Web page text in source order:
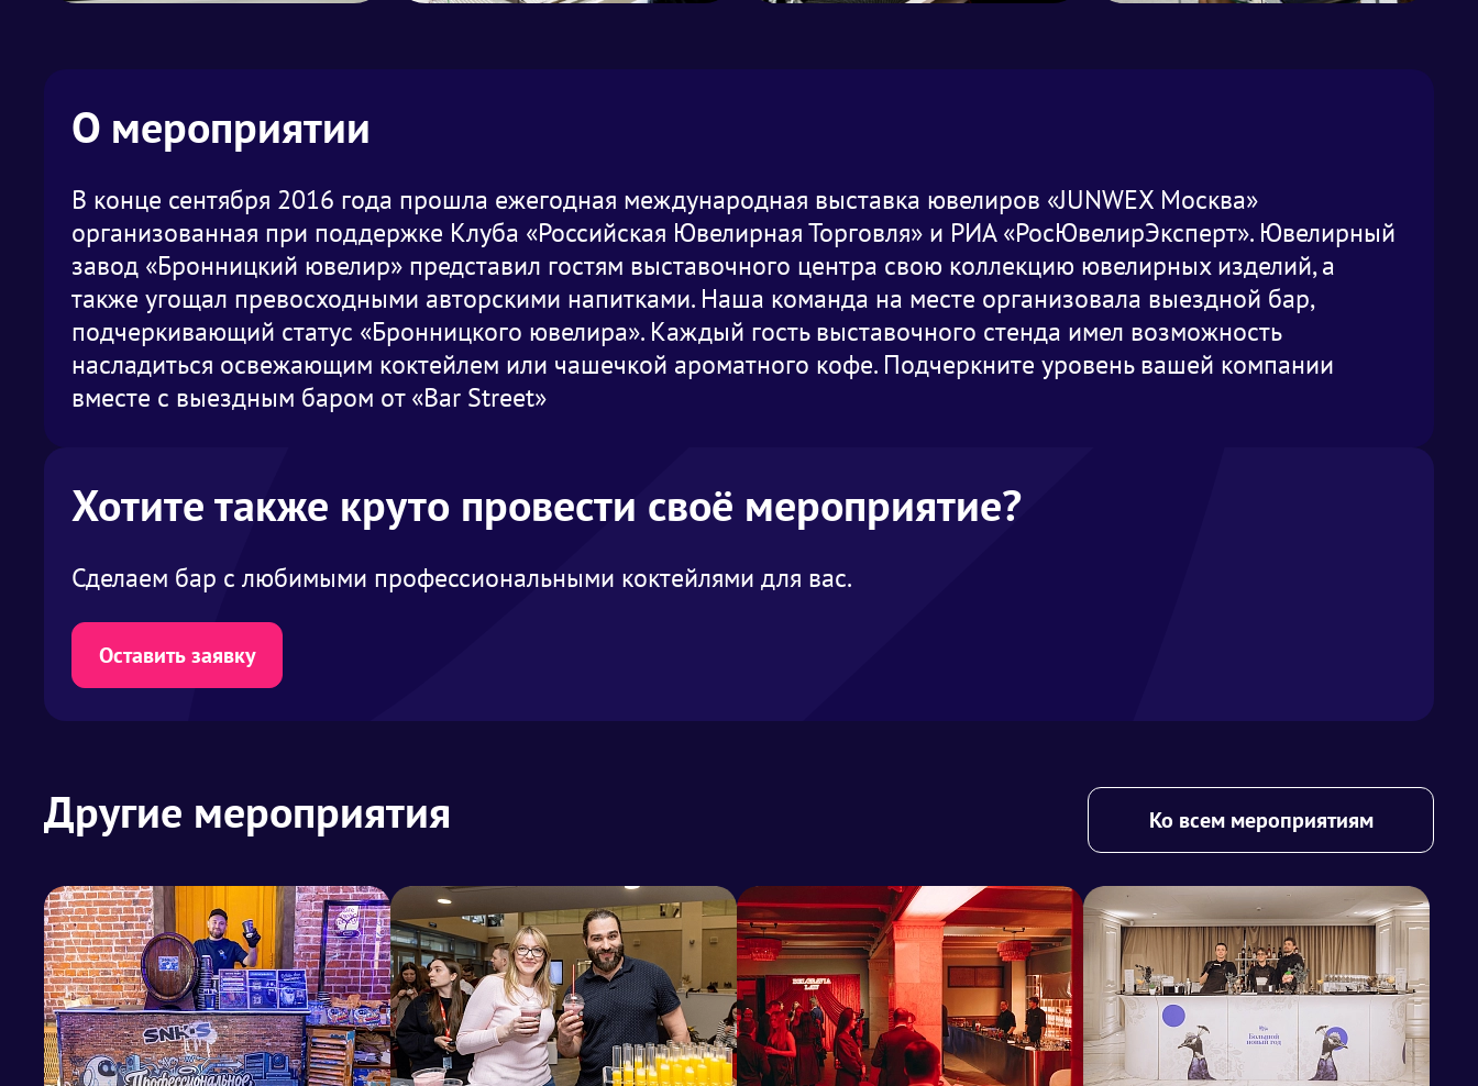
О мероприятии
В конце сентября 2016 года прошла ежегодная международная выставка ювелиров «JUNWEX Москва»
организованная при поддержке Клуба «Российская Ювелирная Торговля» и РИА «РосЮвелирЭксперт». Ювелирный
завод «Бронницкий ювелир» представил гостям выставочного центра свою коллекцию ювелирных изделий, а
также угощал превосходными авторскими напитками. Наша команда на месте организовала выездной бар,
подчеркивающий статус «Бронницкого ювелира». Каждый гость выставочного стенда имел возможность
насладиться освежающим коктейлем или чашечкой ароматного кофе. Подчеркните уровень вашей компании
вместе с выездным баром от «Bar Street»
Хотите также круто провести своё мероприятие?
Сделаем бар с любимыми профессиональными коктейлями для вас.
Оставить заявку
Другие мероприятия Ко всем мероприятиям